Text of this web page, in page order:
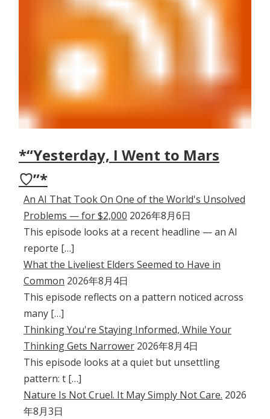
*“Yesterday, I Went to Mars
♡”*
An AI That Took On One of the World's Unsolved
Problems — for $2,000 2026年8月6日
This episode looks at a recent headline — an AI
reporte […]
What the Liveliest Elders Seemed to Have in
Common 2026年8月4日
This episode reflects on a pattern noticed across
many […]
Thinking You're Staying Informed, While Your
Thinking Gets Narrower 2026年8月4日
This episode looks at a quiet but unsettling
pattern: t […]
Nature Is Not Cruel. It May Simply Not Care. 2026
年8月3日